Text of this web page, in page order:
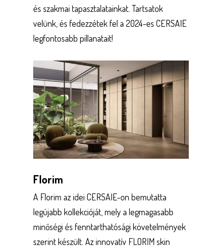
és szakmai tapasztalatainkat. Tartsatok
velünk, és fedezzétek fel a 2024-es CERSAIE
legfontosabb pillanatait!
Florim
A Florim az idei CERSAIE-on bemutatta
legújabb kollekcióját, mely a legmagasabb
minőségi és fenntarthatósági követelmények
szerint készült. Az innovatív FLORIM skin